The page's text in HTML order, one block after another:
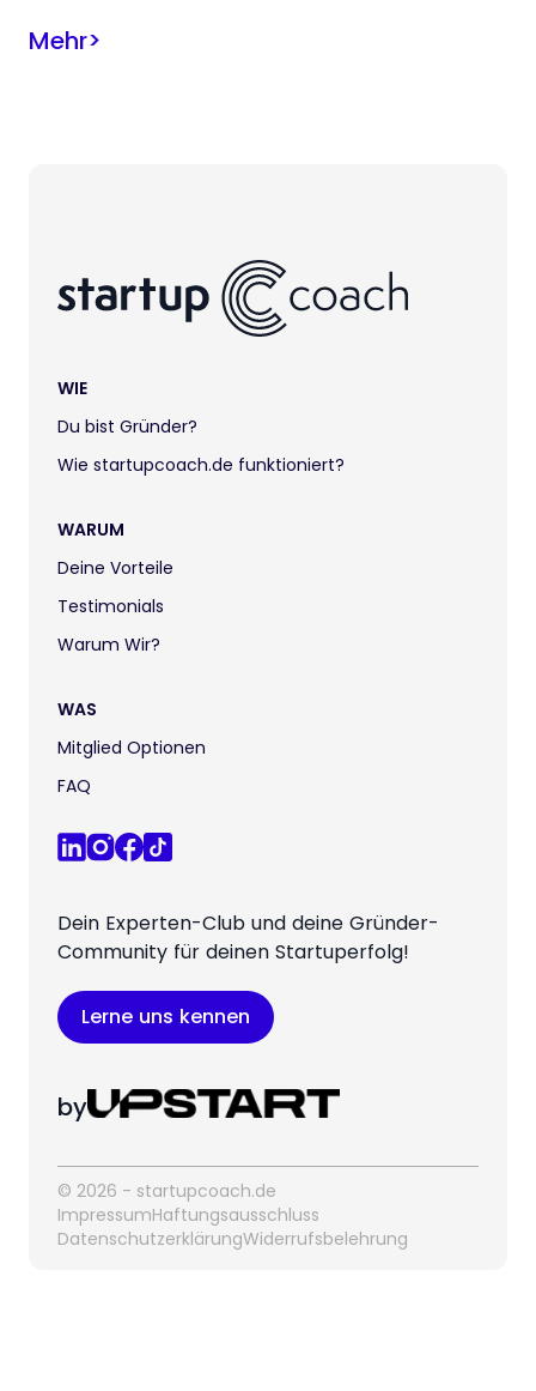
Mehr>
WIE
Du bist Gründer?
Wie startupcoach.de funktioniert?
WARUM
Deine Vorteile
Testimonials
Warum Wir?
WAS
Mitglied Optionen
FAQ
Dein Experten-Club und deine Gründer-
Community für deinen Startuperfolg!
Lerne uns kennen
by
© 2026 - startupcoach.de
ImpressumHaftungsausschluss
DatenschutzerklärungWiderrufsbelehrung